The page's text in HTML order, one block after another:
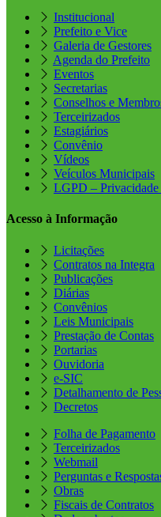
Institucional
Prefeito e Vice
Galeria de Gestores
Agenda do Prefeito
Eventos
Secretarias
Conselhos e
Terceirizados
Estagiários
Convênio
Vídeos
Veículos Municipais
LGPD – Privacidade
Acesso à Informação
Licitações
Contratos na Integra
Publicações
Diárias
Convênios
Leis Municipais
Prestação de Contas
Portarias
Ouvidoria
e-SIC
Detalhamento de
Decretos
Folha de Pagamento
Terceirizados
Webmail
Perguntas e
Obras
Fiscais de Contratos